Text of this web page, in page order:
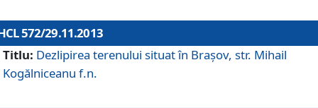
572/29.11.2013
Titlu: Dezlipirea terenului situat în Braşov, str. Mihail
Kogălniceanu f.n.